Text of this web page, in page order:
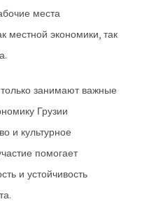
места
местной экономики, так
занимают важные
Грузии
и культурное
помогает
и устойчивость